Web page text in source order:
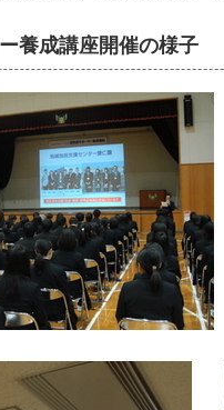
養成講座開催の様子